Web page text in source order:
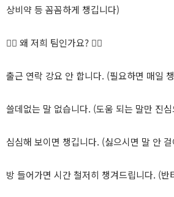
상비약 등 꼼꼼하게 챙깁니다)
🙋‍♀️ 왜 저희 팀인가요? 🙋‍♂️
출근 연락 강요 안 합니다. (필요하면 매일
쓸데없는 말 없습니다. (도움 되는 말만 진
심심해 보이면 챙깁니다. (싫으시면 말 안
방 들어가면 시간 철저히 챙겨드립니다. (